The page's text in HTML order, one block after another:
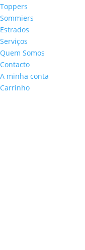
Toppers
Sommiers
Estrados
Serviços
Quem Somos
Contacto
A minha conta
Carrinho